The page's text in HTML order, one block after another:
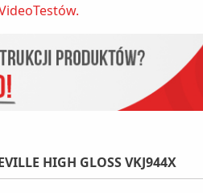
HIGH GLOSS VKJ944X